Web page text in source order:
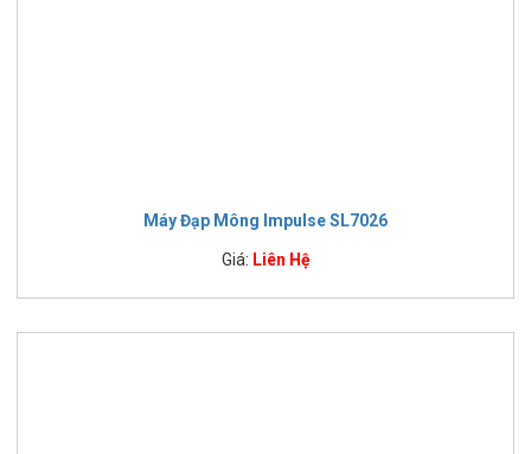
Máy Đạp Mông Impulse SL7026
Giá: Liên Hệ